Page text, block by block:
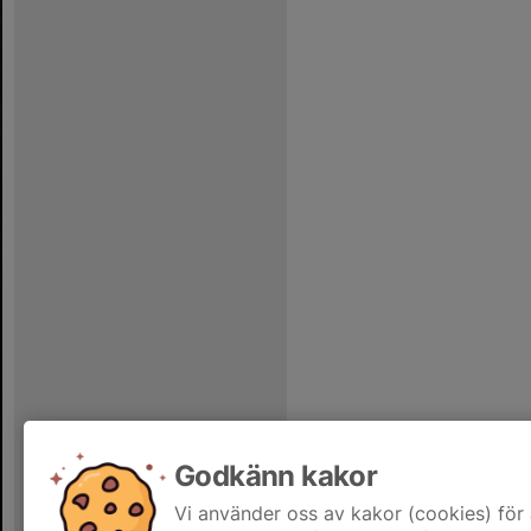
Godkänn kakor
Vi använder oss av kakor (cookies)